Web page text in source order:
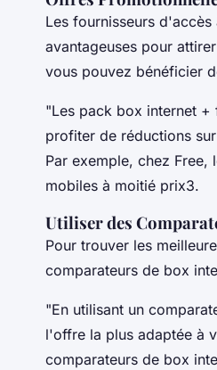
Les fournisseurs
avantageuses pour
vous pouvez bénéficier
"Les pack box internet
profiter de réductions
Par exemple, chez
mobiles à moitié prix3.
Utiliser des
Pour trouver les
comparateurs de box
"En utilisant un
l'offre la plus adaptée à
comparateurs de box